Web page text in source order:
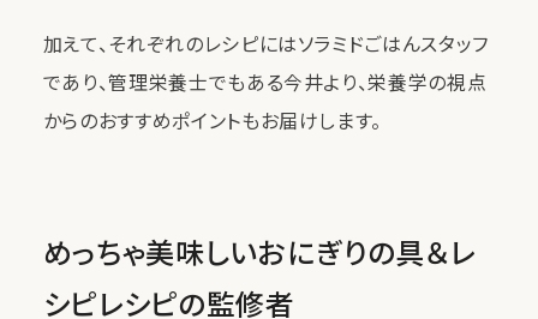
加えて、それぞれのレシピにはソラミドごはんスタッフ
であり、管理栄養士でもある今井より、栄養学の視点
からのおすすめポイントもお届けします。
めっちゃ美味しいおにぎりの具＆レ
シピレシピの監修者